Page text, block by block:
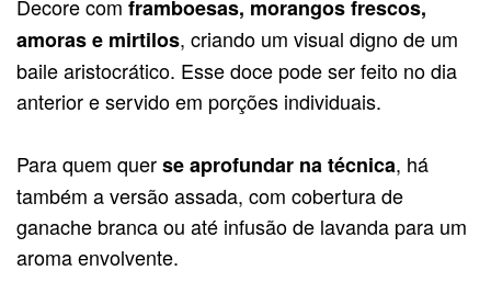
Decore com framboesas, morangos frescos,
amoras e mirtilos, criando um visual digno de um
baile aristocrático. Esse doce pode ser feito no dia
anterior e servido em porções individuais.
Para quem querse aprofundar na técnica, há
também a versão assada, com cobertura de
ganache branca ou até infusão de lavanda para um
aroma envolvente.